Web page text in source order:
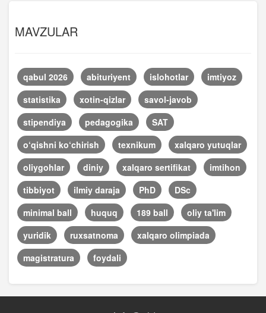
MAVZULAR
qabul 2026 abituriyent islohotlar
imtiyoz
statistika
xotin-qizlar
savol-javob
stipendiya
pedagogika
SAT
o‘qishni ko‘chirish
texnikum
xalqaro yutuqlar
oliygohlar
diniy xalqaro sertifikat
imtihon
tibbiyot
ilmiy daraja PhD
DSc
minimal ball
huquq 189 ball
oliy ta'lim
yuridik
ruxsatnoma
xalqaro olimpiada
magistratura
foydali